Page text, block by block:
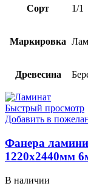
Сорт 1/1
Маркировка
Древесина
Быстрый просмотр
Добавить в
Фанера
1220х2440мм
В наличии